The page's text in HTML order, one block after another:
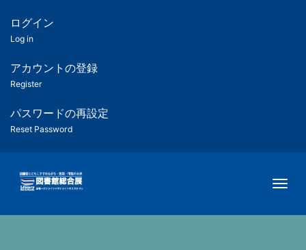
ツ
匿
名
ユ
ー
ー
用
メ
ログイン
Log in
アカウントの登録
Register
パスワードの再設定
Reset Password